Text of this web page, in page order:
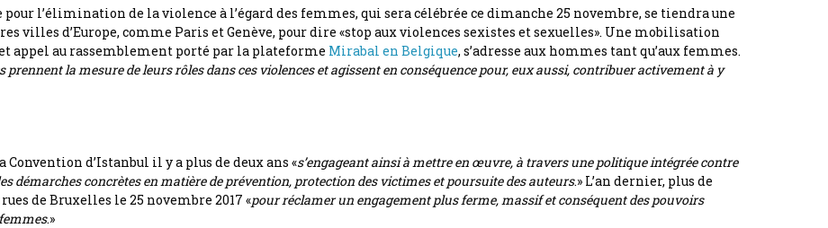
l’élimination de la violence à l’égard des femmes, qui sera célébrée ce dimanche 25 novembre, se tiendra une
villes d’Europe, comme Paris et Genève, pour dire «stop aux violences sexistes et sexuelles». Une mobilisation
appel au rassemblement porté par la plateforme Mirabal en Belgique, s’adresse aux hommes tant qu’aux femmes.
la mesure de leurs rôles dans ces violences et agissent en conséquence pour, eux aussi, contribuer activement à y
d’Istanbul il y a plus de deux ans «s’engageant ainsi à mettre en œuvre, à travers une politique intégrée contre
démarches concrètes en matière de prévention, protection des victimes et poursuite des auteurs.» L’an dernier, plus de
de Bruxelles le 25 novembre 2017 «pour réclamer un engagement plus ferme, massif et conséquent des pouvoirs
.»